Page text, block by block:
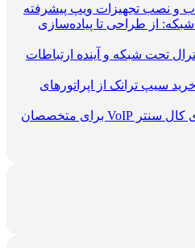
از طراحی تا پیاده‌سازی
تحت شبکه و آینده ارتباطات
سیپ ترانک از اپراتورهای
راهنمای فنی راه اندازی کال سنتر VoIP برای متخصصان